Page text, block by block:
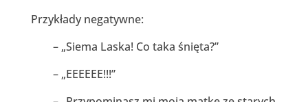
Przykłady negatywne:
– „Siema Laska! Co taka śnięta?”
– „EEEEEE!!!”